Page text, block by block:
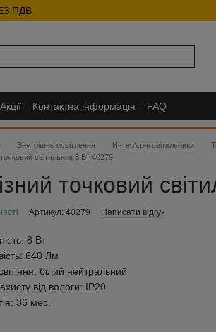
ПДВ
Акції Контактна інформація FAQ
Внутрішнє освітлення Интер'єрні світильники
світильник 8 Вт 40279
точковий
Артикул: 40279 Написати відгук
8 Вт
640 Лм
білий нейтральний
від вологи: IP20
36 мес.